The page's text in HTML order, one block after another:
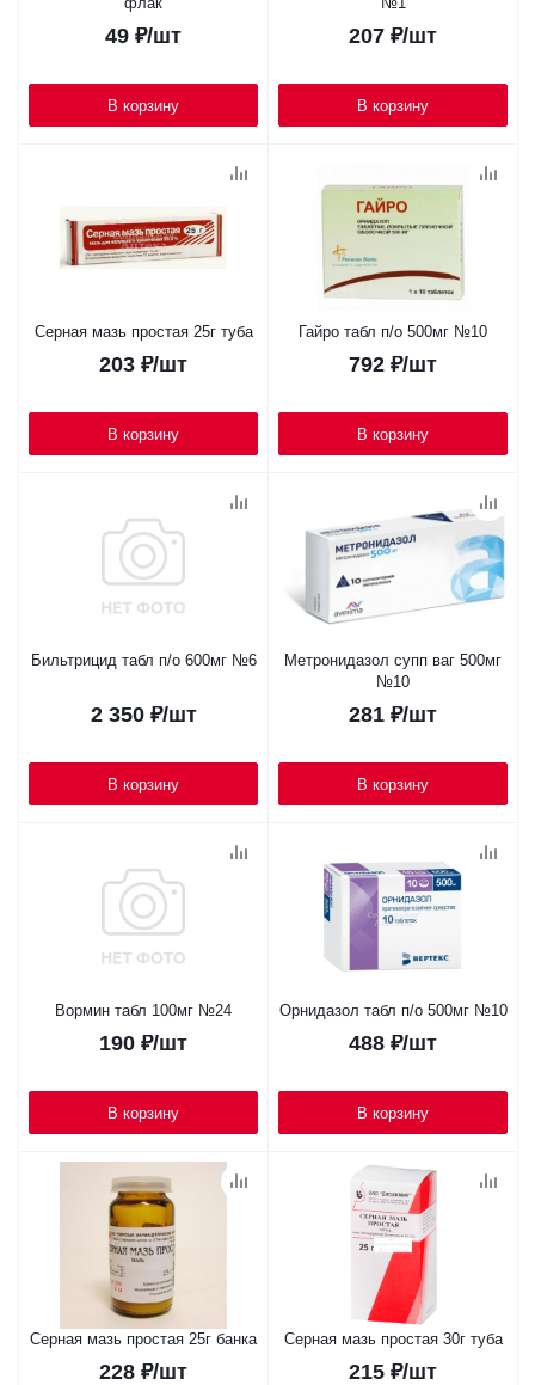
49 ₽/шт
В корзину
207 ₽/шт
В корзину
Серная мазь простая 25г туба
203 ₽/шт
В корзину
Гайро табл п/о 500мг №10
792 ₽/шт
В корзину
Бильтрицид табл п/о 600мг №6
2 350₽/шт
В корзину
Метронидазол супп ваг 500мг
№10
281 ₽/шт
В корзину
Вормин табл 100мг №24
190 ₽/шт
В корзину
Орнидазол табл п/о 500мг №10
488 ₽/шт
В корзину
Серная мазь простая 25г банка
228 ₽/шт
Серная мазь простая 30г туба
215 ₽/шт